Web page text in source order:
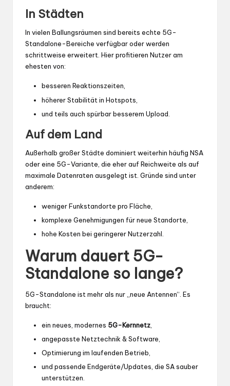
In Städten
In vielen Ballungsräumen sind bereits echte 5G-
Standalone-Bereiche verfügbar oder werden
schrittweise erweitert. Hier profitieren Nutzer am
ehesten von:
besseren Reaktionszeiten,
höherer Stabilität in Hotspots,
und teils auch spürbar besserem Upload.
Auf dem Land
Außerhalb großer Städte dominiert weiterhin häufig NSA
oder eine 5G-Variante, die eher auf Reichweite als auf
maximale Datenraten ausgelegt ist. Gründe sind unter
anderem:
weniger Funkstandorte pro Fläche,
komplexe Genehmigungen für neue Standorte,
hohe Kosten bei geringerer Nutzerzahl.
Warum dauert 5G-
Standalone so lange?
5G-Standalone ist mehr als nur „neue Antennen“. Es
braucht:
ein neues, modernes 5G-Kernnetz
angepasste Netztechnik & Software,
Optimierung im laufenden Betrieb,
und passende Endgeräte/Updates, die SA sauber
unterstützen.